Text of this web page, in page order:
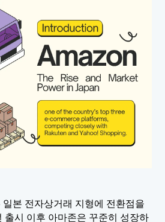
본 전자상거래 지형에 전환점을
출시 이후 아마존은 꾸준히 성장하